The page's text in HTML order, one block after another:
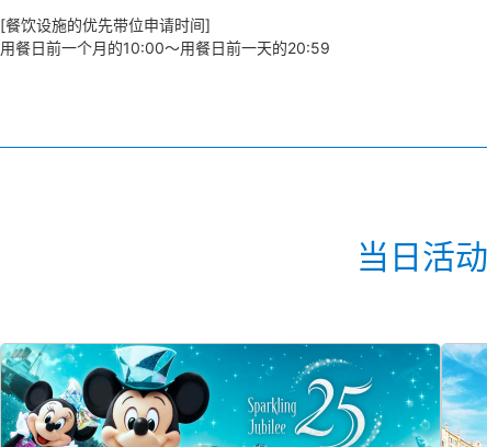
[餐饮设施的优先带位申请时间]
用餐日前一个月的10:00～用餐日前一天的20:59
当日活